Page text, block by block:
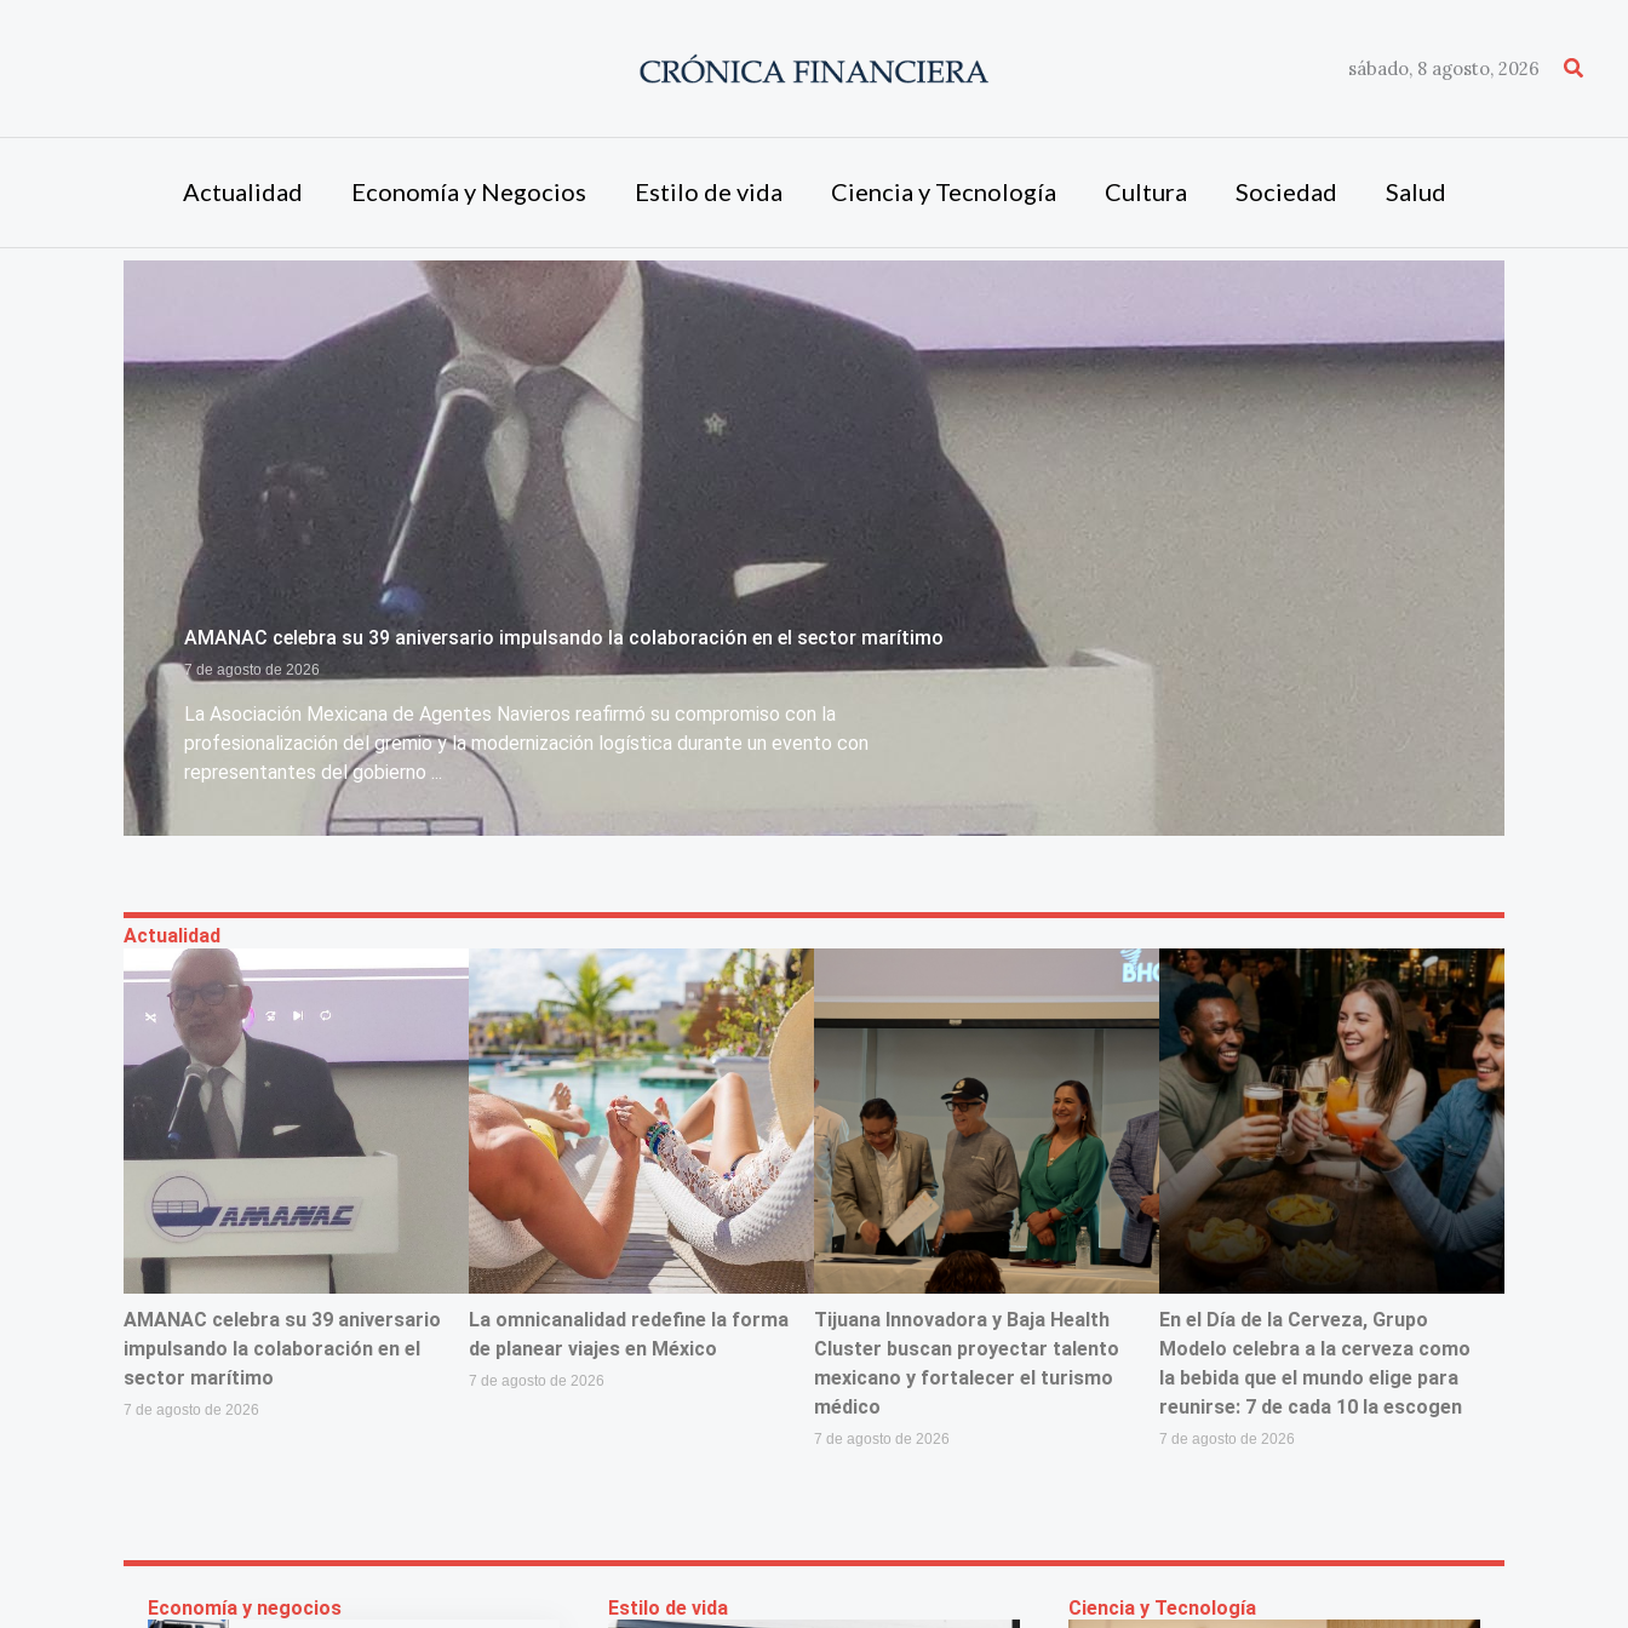
sábado, 8 agosto, 2026
Actualidad Economía y Negocios Estilo de vida Ciencia y Tecnología Cultura Sociedad Salud
AMANAC celebra su 39 aniversario impulsando la colaboración en el sector marítimo
7 de agosto de 2026
La Asociación Mexicana de Agentes Navieros reafirmó su compromiso con la
profesionalización del gremio y la modernización logística durante un evento con
representantes del gobierno ...
Actualidad
AMANAC celebra su 39 aniversario
impulsando la colaboración en el
sector marítimo
7 de agosto de 2026
La omnicanalidad redefine la forma
de planear viajes en México
7 de agosto de 2026
Tijuana Innovadora y Baja Health
Cluster buscan proyectar talento
mexicano y fortalecer el turismo
médico
7 de agosto de 2026
En el Día de la Cerveza, Grupo
Modelo celebra a la cerveza como
la bebida que el mundo elige para
reunirse: 7 de cada 10 la escogen
7 de agosto de 2026
Economía y negocios
Estilo de vida Ciencia y Tecnología